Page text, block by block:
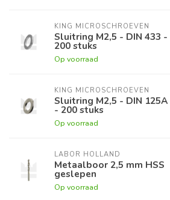
KING MICROSCHROEVEN
Sluitring M2,5 - DIN 433 -
200 stuks
Op voorraad
KING MICROSCHROEVEN
Sluitring M2,5 - DIN 125A
- 200 stuks
Op voorraad
LABOR HOLLAND
Metaalboor 2,5 mm HSS
geslepen
Op voorraad